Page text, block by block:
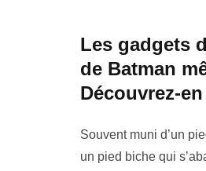
Les gadgets
de Batman
Découvrez-
Souvent muni d’un
un pied biche qui